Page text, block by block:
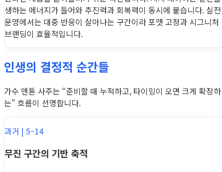
생하는 에너지가 들어와 추진력과 회복력이 동시에 붙습니다. 실전
운영에서는 대중 반응이 살아나는 구간이라 포맷 고정과 시그니처
브랜딩이 효율적입니다.
인생의 결정적 순간들
가수 앤톤 사주는 “준비할 때 누적하고, 타이밍이 오면 크게 확장하
는” 흐름이 선명합니다.
과거 | 5–14
무진 구간의 기반 축적